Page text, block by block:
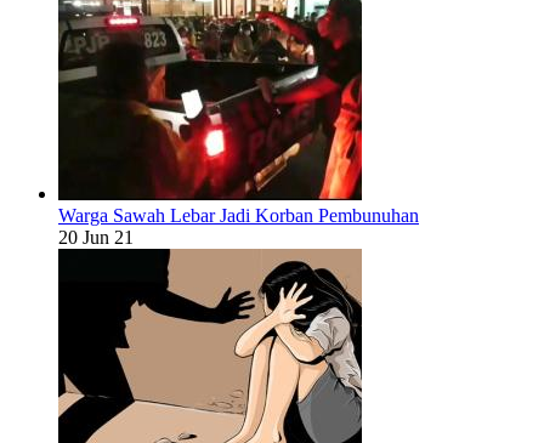
Warga Sawah Lebar Jadi Korban Pembunuhan
20 Jun 21